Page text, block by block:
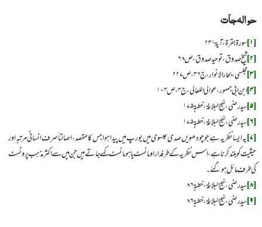
حوالہجات
[۱] سورۃ بقرۃ، آیۃ ۲۳۱
[۲] شیخ صدوق، توحید صدوق، ص ۶۸
[۳] مجلسی، بحار الانوار، ج ۳۶، ص ۲۲۷
[۴] ابن ‌ابی ‌جمهور، عوالی اللعالی، ج ۴، ص ۱۰۴
[۵] سید رضی، نهج البلاغۃ، خطبۃ ۱۷۵
[۶] سید رضی، نهج البلاغۃ، خطبۃ ۱۷۵
[۷] یہ ایسا نظریہ ہے جو چودھویں صدی عیسوی میں یورپ میں پیدا ہوا جس کا مقصد، اصالتاً صرف انسانی مرتبہ اور
حیثیت کو بلند کرنا ہے، اس نظریہ کے طرفدار اومانسٹ یا ہومانسٹ کہے جاتے ہیں جن میں سے اکثر مذہب پروٹسٹ
کی طرف مائل ہوگئے۔
[۸] سید رضی، نهج البلاغۃ، خطبۃ ۸۶
[۹] سید رضی، نهج البلاغۃ، خطبۃ ۸۶